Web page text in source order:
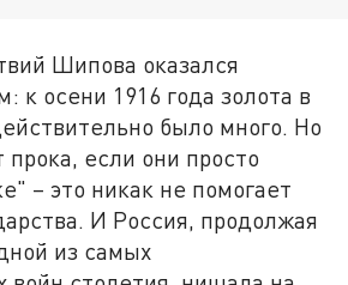
Шипова оказался
к осени 1916 года золота в
было много. Но
прока, если они просто
– это никак не помогает
И Россия, продолжая
из самых